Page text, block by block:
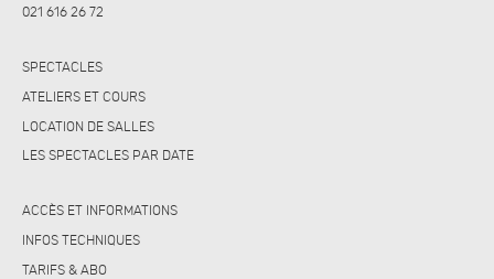
021 616 26 72
SPECTACLES
ATELIERS ET COURS
LOCATION DE SALLES
LES SPECTACLES PAR DATE
ACCÈS ET INFORMATIONS
INFOS TECHNIQUES
TARIFS & ABO